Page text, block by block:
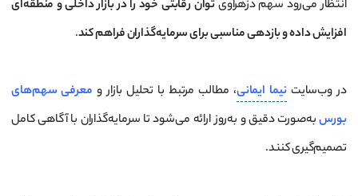
انتظار می‌رود سهم دزهراویتوان رقابتی خود را در بازار داخلی و منطقه‌ای
افزایش داده و بازدهی مناسبی برای سرمایه‌گذاران فراهم کند.
در وب‌سایتنیما ایمانی، مطالب مرتبط با تحلیل بازار و معرفی سهم‌های
بورسبه‌صورت دقیق و به‌روز ارائه می‌شود تا سرمایه‌گذاران با آگاهی کامل
تصمیم‌گیری کنند.